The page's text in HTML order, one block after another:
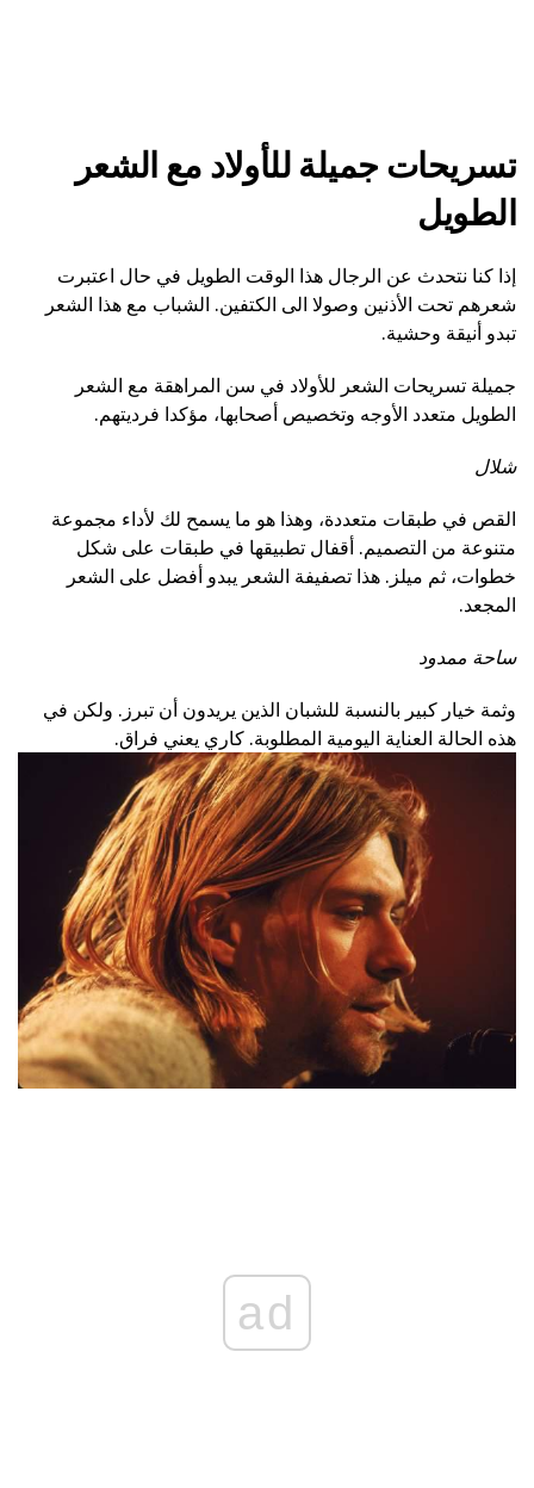
تسريحات جميلة للأولاد مع الشعر
الطويل
إذا كنا نتحدث عن الرجال هذا الوقت الطويل في حال اعتبرت
شعرهم تحت الأذنين وصولا الى الكتفين. الشباب مع هذا الشعر
تبدو أنيقة وحشية.
جميلة تسريحات الشعر للأولاد في سن المراهقة مع الشعر
الطويل متعدد الأوجه وتخصيص أصحابها، مؤكدا فرديتهم.
شلال
القص في طبقات متعددة، وهذا هو ما يسمح لك لأداء مجموعة
متنوعة من التصميم. أقفال تطبيقها في طبقات على شكل
خطوات، ثم ميلز. هذا تصفيفة الشعر يبدو أفضل على الشعر
المجعد.
ساحة ممدود
وثمة خيار كبير بالنسبة للشبان الذين يريدون أن تبرز. ولكن في
هذه الحالة العناية اليومية المطلوبة. كاري يعني فراق.
ad